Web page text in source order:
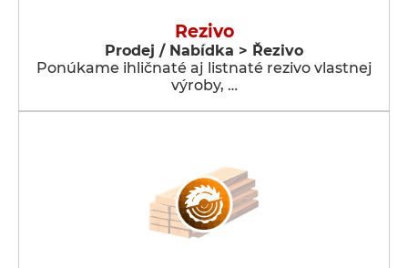
Rezivo
Prodej / Nabídka > Řezivo
Ponúkame ihličnaté aj listnaté rezivo vlastnej
výroby, …